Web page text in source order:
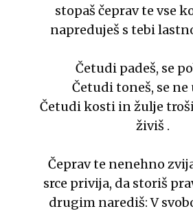
stopaš čeprav te vse
napreduješ s tebi
Četudi padeš, se
Četudi toneš, se ne
Četudi kosti in žulje
živiš .
Čeprav te nenehno
srce privija, da storiš
drugim narediš: V